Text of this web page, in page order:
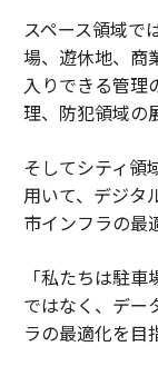
スペース領域で
場、遊休地、商
入りできる管理
理、防犯領域の
そしてシティ領
用いて、デジタ
市インフラの最
「私たちは駐
ではなく、デー
ラの最適化を目